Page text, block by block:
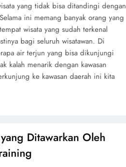
yang tidak bisa ditandingi dengan
ini memang banyak orang yang
wisata yang sudah terkenal
bagi seluruh wisatawan. Di
air terjun yang bisa dikunjungi
kalah menarik dengan kawasan
ke kawasan daerah ini kita
Ditawarkan Oleh